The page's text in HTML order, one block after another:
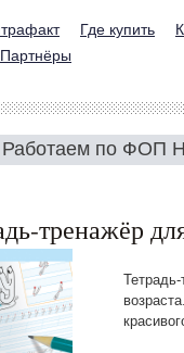
Где купить
Партнёры
по ФОП
тренажёр